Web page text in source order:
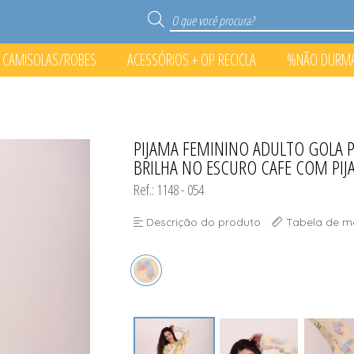
TODOS DE
CAMISOLAS/ROBES
TODOS DE CAMISOLAS/
ACESSÓRIOS + OP RECICLA
TODOS DE ACESSÓRIOS +
%NÃO
TODOS DE %NÃO DURMA
PIJAMA FEMININO ADULTO GOLA
BRILHA NO ESCURO CAFE COM
Ref.: 1148 - 054
Descrição do produto Tabela de